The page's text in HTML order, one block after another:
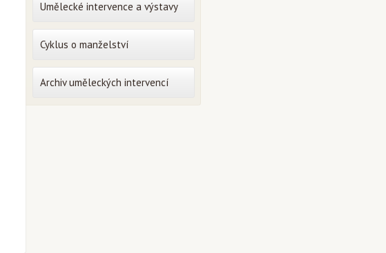
Umělecké intervence a výstavy
Cyklus o manželství
Archiv uměleckých intervencí